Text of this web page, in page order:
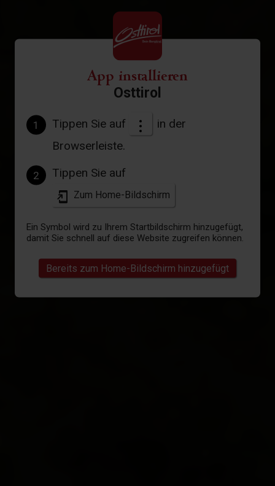
App installieren
Osttirol
1 Tippen Sie auf
in der
Browserleiste.
2 Tippen Sie auf
Zum Home-Bildschirm
Ein Symbol wird zu Ihrem Startbildschirm hinzugefügt,
damit Sie schnell auf diese Website zugreifen können.
Bereits zum Home-Bildschirm hinzugefügt